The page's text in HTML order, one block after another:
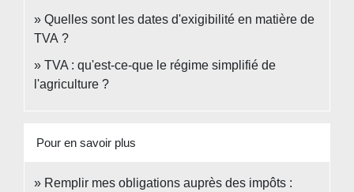
Quelles sont les dates d'exigibilité en matière de
TVA ?
TVA : qu'est-ce-que le régime simplifié de
l'agriculture ?
Pour en savoir plus
Remplir mes obligations auprès des impôts :